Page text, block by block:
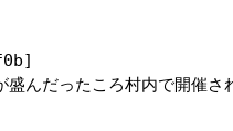
んだったころ村内で開催